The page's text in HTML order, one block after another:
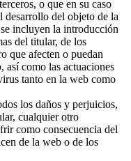
o que en su caso
desarrollo del objeto de la
incluyen la introducción
del titular, de los
que afecten o puedan
así como las actuaciones
tanto en la web como
los daños y perjuicios,
cualquier otro
como consecuencia del
de la web o de los